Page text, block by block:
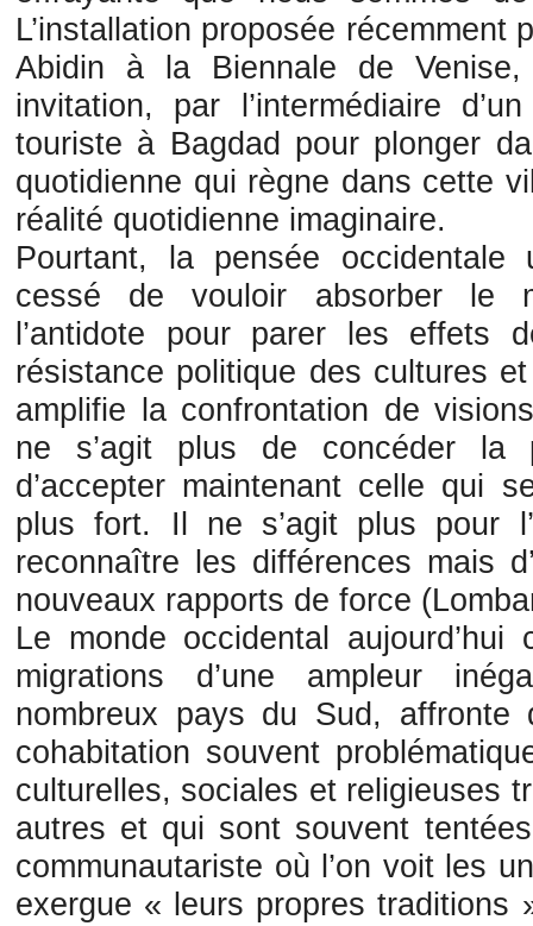
L’installation proposée récemment
Abidin à la Biennale de
invitation, par l’intermédiaire
touriste à Bagdad pour plonger
quotidienne qui règne dans cette
réalité quotidienne imaginaire.
Pourtant, la pensée occidentale
cessé de vouloir absorber le
l’antidote pour parer les effets
résistance politique des cultures
amplifie la confrontation de
ne s’agit plus de concéder la
d’accepter maintenant celle qui
plus fort. Il ne s’agit plus pour
reconnaître les différences mais
nouveaux rapports de force
Le monde occidental
migrations d’une ampleur
nombreux pays du Sud,
cohabitation souvent
culturelles, sociales et religieuses
autres et qui sont souvent
communautariste où l’on voit les
exergue « leurs propres traditions